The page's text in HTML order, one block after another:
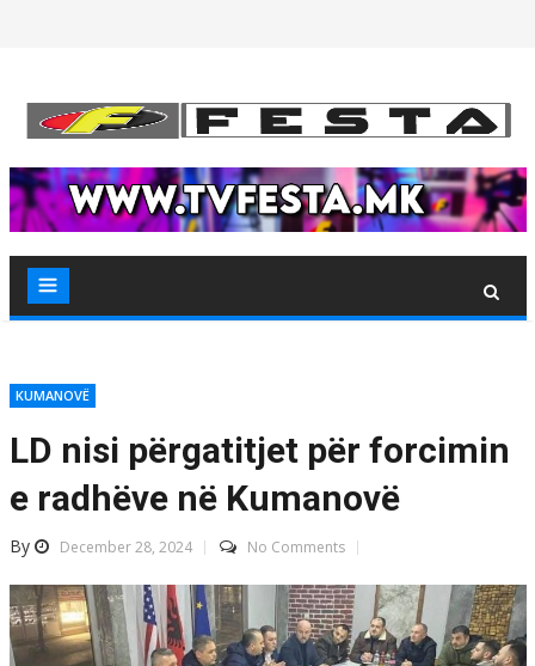
KUMANOVË
LD nisi përgatitjet për forcimin
e radhëve në Kumanovë
By December 28, 2024 No Comments